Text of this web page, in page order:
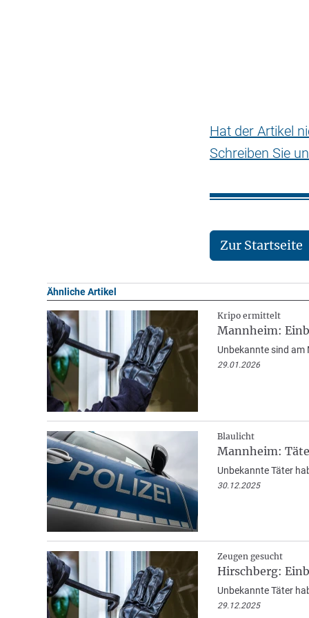
Hat der Artikel
Schreiben Sie
Zur Startseite
Ähnliche Artikel
Kripo ermittelt
Mannheim:
Unbekannte sind
29.01.2026
Blaulicht
Mannheim:
Unbekannte Täter
30.12.2025
Zeugen gesucht
Hirschberg:
Unbekannte Täter
29.12.2025